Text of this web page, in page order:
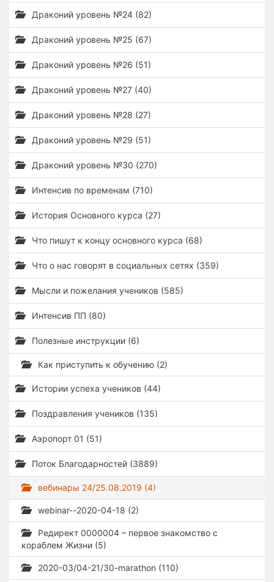
Драконий уровень №24 (82)
Драконий уровень №25 (67)
Драконий уровень №26 (51)
Драконий уровень №27 (40)
Драконий уровень №28 (27)
Драконий уровень №29 (51)
Драконий уровень №30 (270)
Интенсив по временам (710)
История Основного курса (27)
Что пишут к концу основного курса (68)
Что о нас говорят в социальных сетях (359)
Мысли и пожелания учеников (585)
Интенсив ПП (80)
Полезные инструкции (6)
Как приступить к обучению (2)
Истории успеха учеников (44)
Поздравления учеников (135)
Аэропорт 01 (51)
Поток Благодарностей (3889)
вебинары 24/25.08.2019 (4)
webinar--2020-04-18 (2)
Редирект 0000004 – первое знакомство с
кораблем Жизни (5)
2020-03/04-21/30-marathon (110)